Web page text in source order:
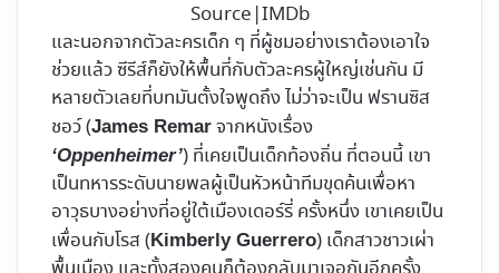
Source|IMDb
และนอกจากตัวละครเด็ก ๆ ที่ผู้ชมอย่างเราต้องเอาใจ
ช่วยแล้ว ซีรีส์ก็ยังให้พื้นที่กับตัวละครผู้ใหญ่เช่นกัน มี
หลายตัวเลยที่บทมันตั้งใจพูดถึง ไม่ว่าจะเป็น ฟรานซิส
ชอว์ (James Remar จากหนังเรื่อง
‘Oppenheimer’) ที่เคยเป็นเด็กท้องถิ่น ที่ตอนนี้ เขา
เป็นทหารระดับนายพลผู้เป็นหัวหน้าทีมขุดค้นเพื่อหา
อาวุธบางอย่างที่อยู่ใต้เมืองเดอร์รี่ ครั้งหนึ่ง เขาเคยเป็น
เพื่อนกับโรส (Kimberly Guerrero) เด็กสาวชาวเผ่า